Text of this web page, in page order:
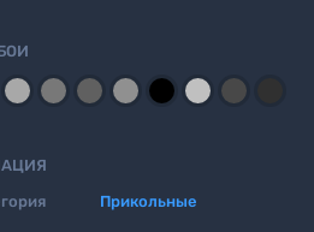
Прикольные